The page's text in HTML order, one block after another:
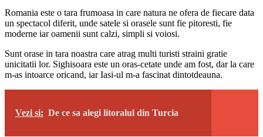
Romania este o tara frumoasa in care natura ne ofera de fiecare data
un spectacol diferit, unde satele si orasele sunt fie pitoresti, fie
moderne iar oamenii sunt calzi, simpli si voiosi.
Sunt orase in tara noastra care atrag multi turisti straini gratie
unicitatii lor. Sighisoara este un oras-cetate unde am fost, dar la care
m-as intoarce oricand, iar Iasi-ul m-a fascinat dintotdeauna.
Vezi si: De ce sa alegi litoralul din Turcia